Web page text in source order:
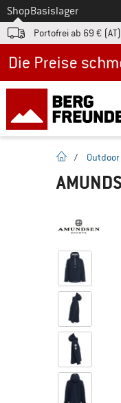
Zum
ShopBasislager
Portofrei ab 69 € (AT)
Startseite
/